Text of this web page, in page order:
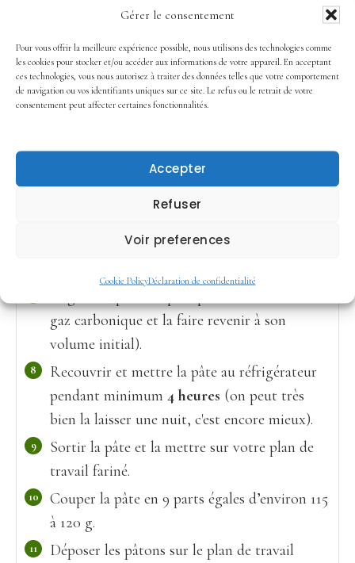
Gérer le consentement
Pour vous offrir la meilleure expérience possible, nous utilisons des technologies comme
les cookies pour stocker et/ou accéder aux informations de votre appareil. En acceptant
ces technologies, vous nous autorisez à traiter des données telles que votre comportement
de navigation ou vos identifiants uniques sur ce site. Le refus ou le retrait de votre
consentement peut affecter certaines fonctionnalités.
Accepter
Refuser
Voir preferences
Cookie PolicyDéclaration de confidentialité
c’est maintenant !
On n’oublie pas de pétrir rapidement à la
main pour mélanger le tout.
(Seulement en cas d’ajout sinon passer
Sortir la pâte et la placer dans un saladier
légèrement enduite d’huile et couverte d’un
linge propre (ou d'un film alimentaire) et
avoir doublé de volume sinon laisser lever
gaz carbonique et la faire revenir à son
volume initial).
Recouvrir et mettre la pâte au réfrigérateur
pendant minimum 4 heures (on peut très
bien la laisser une nuit, c'est encore mieux).
Sortir la pâte et la mettre sur votre plan de
travail fariné.
Couper la pâte en 9 parts égales d’environ 115
à 120 g.
Déposer les pâtons sur le plan de travail